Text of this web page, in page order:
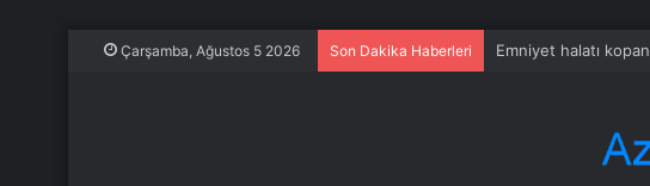
Çarşamba, Ağustos 5 2026 Son Dakika Haberleri Emniyet halatı